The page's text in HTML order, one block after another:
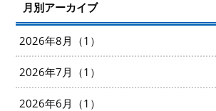
月別アーカイブ
2026年8月（1）
2026年7月（1）
2026年6月（1）